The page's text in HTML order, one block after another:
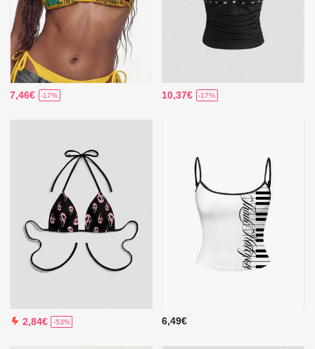
7,46€ -17% 10,37€ -17%
2,84€ -53% 6,49€